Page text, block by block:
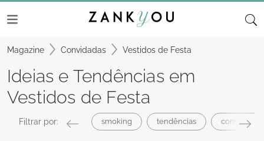
Magazine Convidadas Vestidos de Festa
Ideias e Tendências em
Vestidos de Festa
Filtrar por: smoking tendências convidados